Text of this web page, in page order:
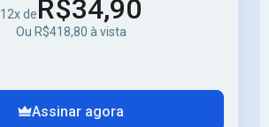
12x deR$34,90
Ou R$418,80 à vista
Assinar agora